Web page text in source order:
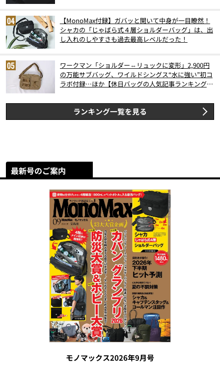
【MonoMax付録】ガバッと開いて中身が一目瞭然！
シャカの「じゃばら式４層ショルダーバッグ」は、出
し入れのしやすさも過去最高レベルだった！
ワークマン「ショルダー⇔リュックに変形」2,900円
の万能サブバッグ、ワイルドシングス“水に強い”初コ
ラボ付録…ほか【休日バッグの人気記事ランキングベ
ランキング一覧を見る
最新号のご案内
モノマックス2026年9月号